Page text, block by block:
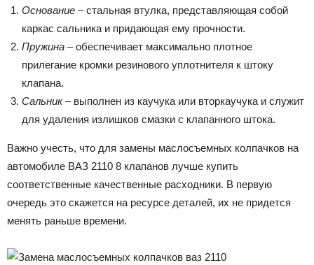
Основание – стальная втулка, представляющая собой
каркас сальника и придающая ему прочности.
Пружина – обеспечивает максимально плотное
прилегание кромки резинового уплотнителя к штоку
клапана.
Сальник– выполнен из каучука или вторкаучука и служит
для удаления излишков смазки с клапанного штока.
Важно учесть, что для замены маслосъемных колпачков на
автомобиле ВАЗ 2110 8 клапанов лучше купить
соответственные качественные расходники. В первую
очередь это скажется на ресурсе деталей, их не придется
менять раньше времени.